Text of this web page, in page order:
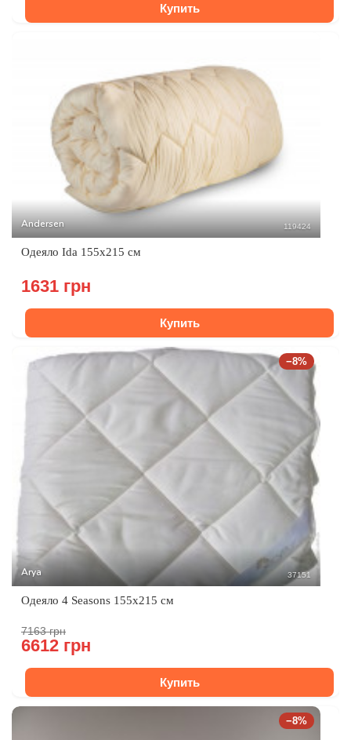
Купить
Andersen 119424
Одеяло Ida 155x215 см
1631 грн
Купить
−8%
Arya 37151
Одеяло 4 Seasons 155x215 см
7163 грн
6612 грн
Купить
−8%